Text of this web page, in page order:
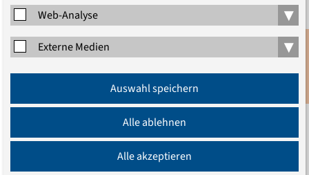
Zu diesen Gesprächsabenden lade ich Sie herzlich ein.
Weitere Termine am 24. November 2009 und in 2010.
Studienleiterin, Evangelische Akademie zu Berlin
Anmeldung
Web-Analyse ▾
Externe Medien ▾
Auswahl speichern
Alle ablehnen
Alle akzeptieren